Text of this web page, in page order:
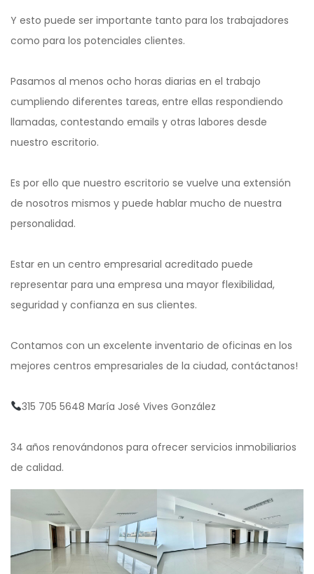
Y esto puede ser importante tanto para los trabajadores
como para los potenciales clientes.
Pasamos al menos ocho horas diarias en el trabajo
cumpliendo diferentes tareas, entre ellas respondiendo
llamadas, contestando emails y otras labores desde
nuestro escritorio.
Es por ello que nuestro escritorio se vuelve una extensión
de nosotros mismos y puede hablar mucho de nuestra
personalidad.
Estar en un centro empresarial acreditado puede
representar para una empresa una mayor flexibilidad,
seguridad y confianza en sus clientes.
Contamos con un excelente inventario de oficinas en los
mejores centros empresariales de la ciudad, contáctanos!
315 705 5648 María José Vives González
34 años renovándonos para ofrecer servicios inmobiliarios
de calidad.